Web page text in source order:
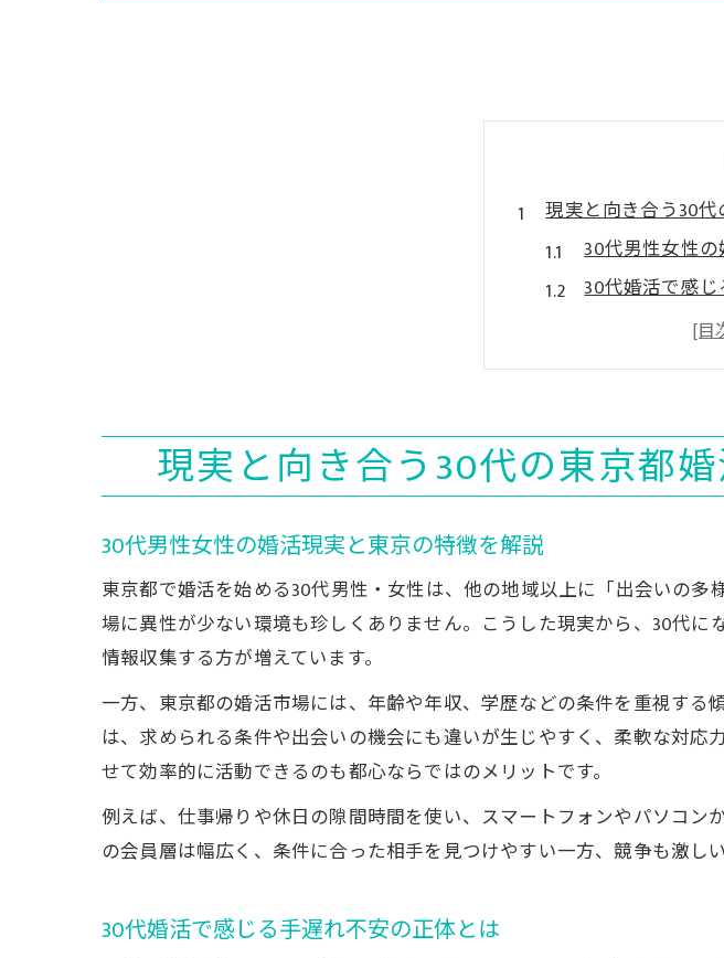
現実と向き合う30
30代男性女性
30代婚活で感
東京で30代が
30代男性年収
オンライン結婚相談
30代に広がるオ
効率化する30
オンライン相
30歳で彼氏が
32歳からの婚
手遅れ意識を
婚活が地獄に
現実と向き合う30代の東京都
30代男性女性の婚活現実と東京の特徴を解説
東京都で婚活を始める30代男性・女性は、他の地域以上に「出会いの
場に異性が少ない環境も珍しくありません。こうした現実から、30代
情報収集する方が増えています。
一方、東京都の婚活市場には、年齢や年収、学歴などの条件を重視す
は、求められる条件や出会いの機会にも違いが生じやすく、柔軟な対
せて効率的に活動できるのも都心ならではのメリットです。
例えば、仕事帰りや休日の隙間時間を使い、スマートフォンやパソコ
の会員層は幅広く、条件に合った相手を見つけやすい一方、競争も激し
30代婚活で感じる手遅れ不安の正体とは